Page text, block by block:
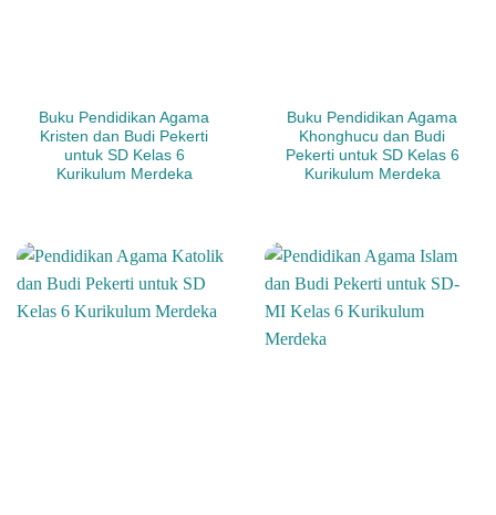
Buku Pendidikan Agama
Kristen dan Budi Pekerti
untuk SD Kelas 6
Kurikulum Merdeka
Buku Pendidikan Agama
Khonghucu dan Budi
Pekerti untuk SD Kelas 6
Kurikulum Merdeka